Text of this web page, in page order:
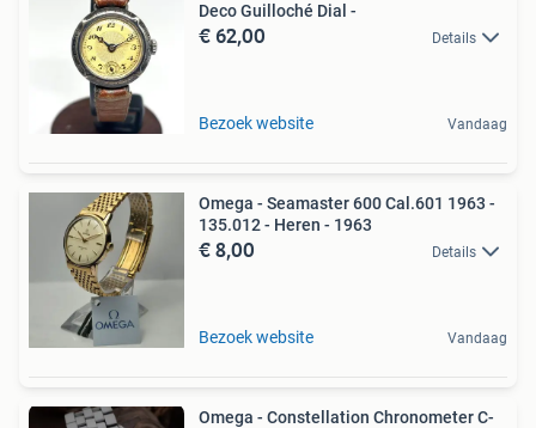
Deco Guilloché Dial -
€ 62,00 Details
Bezoek website Vandaag
Omega - Seamaster 600 Cal.601 1963 -
135.012 - Heren - 1963
€ 8,00 Details
Bezoek website Vandaag
Omega - Constellation Chronometer C-